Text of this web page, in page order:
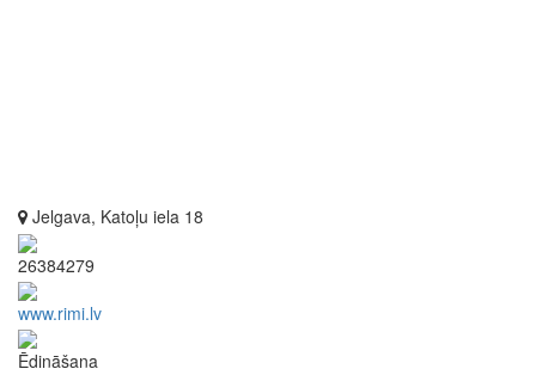
Jelgava, Katoļu iela 18
26384279
www.rimi.lv
Ēdināšana